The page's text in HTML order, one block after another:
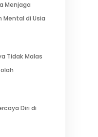
Menjaga
Mental di Usia
Tidak Malas
Diri di